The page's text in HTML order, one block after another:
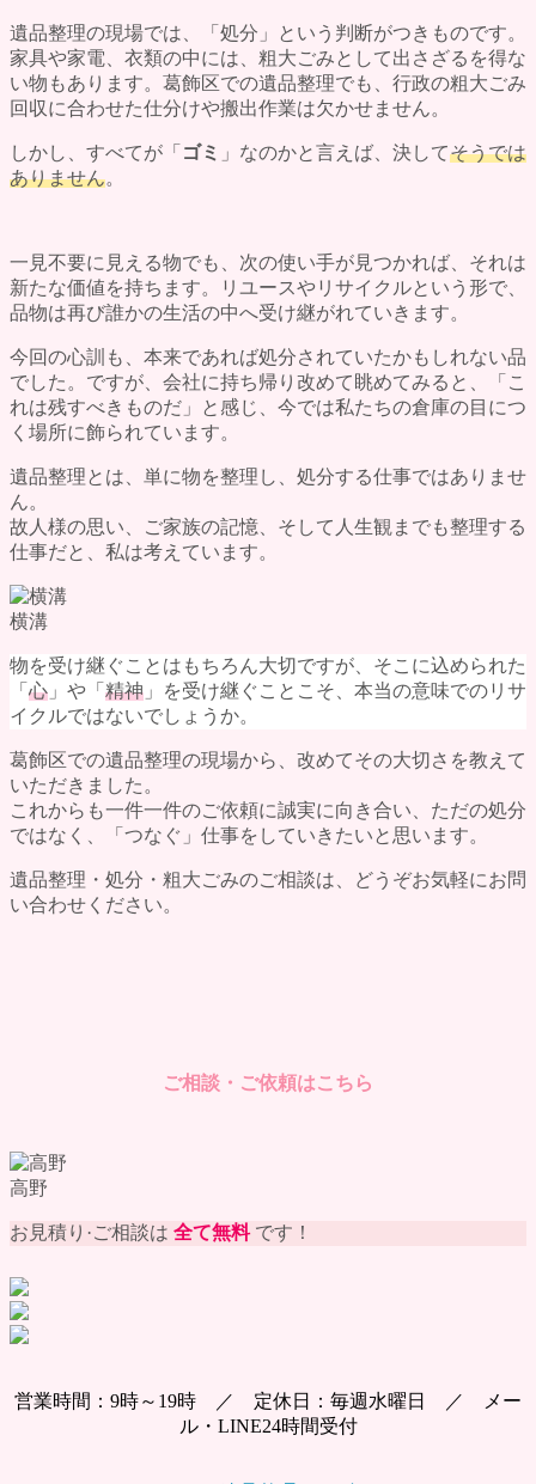
遺品整理の現場では、「処分」という判断がつきものです。
家具や家電、衣類の中には、粗大ごみとして出さざるを得な
い物もあります。葛飾区での遺品整理でも、行政の粗大ごみ
回収に合わせた仕分けや搬出作業は欠かせません。
しかし、すべてが「 ゴミ 」なのかと言えば、決してそうでは
ありません。
一見不要に見える物でも、次の使い手が見つかれば、それは
新たな価値を持ちます。リユースやリサイクルという形で、
品物は再び誰かの生活の中へ受け継がれていきます。
今回の心訓も、本来であれば処分されていたかもしれない品
でした。ですが、会社に持ち帰り改めて眺めてみると、「こ
れは残すべきものだ」と感じ、今では私たちの倉庫の目につ
く場所に飾られています。
遺品整理とは、単に物を整理し、処分する仕事ではありませ
ん。
故人様の思い、ご家族の記憶、そして人生観までも整理する
仕事だと、私は考えています。
横溝
物を受け継ぐことはもちろん大切ですが、そこに込められた
「 心 」や「 精神 」を受け継ぐことこそ、本当の意味でのリサ
イクルではないでしょうか。
葛飾区での遺品整理の現場から、改めてその大切さを教えて
いただきました。
これからも一件一件のご依頼に誠実に向き合い、ただの処分
ではなく、「つなぐ」仕事をしていきたいと思います。
遺品整理・処分・粗大ごみのご相談は、どうぞお気軽にお問
い合わせください。
ご相談・ご依頼はこちら
高野
お見積り·ご相談は 全て無料です！
営業時間：9時～19時 ／ 定休日：毎週水曜日 ／ メー
ル・LINE24時間受付